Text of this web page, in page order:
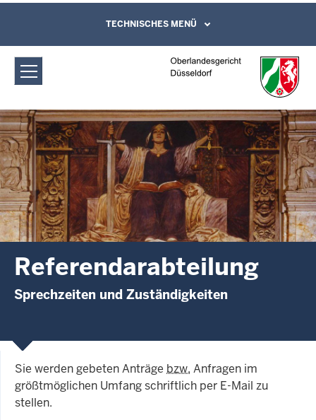
Oberlandesgericht Düsseldorf:
Referendarabteilung
Direkt zum Inhalt
Leichte Sprache, Gebärdensprachenvideo
und Kontaktformular
TECHNISCHES MENÜ
Referendarabteilung
Sprechzeiten und Zuständigkeiten
Sie werden gebeten Anträge bzw. Anfragen im
größtmöglichen Umfang schriftlich per E-Mail zu
stellen.